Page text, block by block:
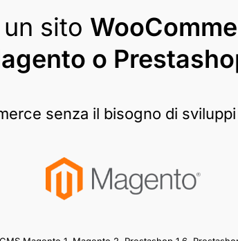
sito
o
senza il bisogno di